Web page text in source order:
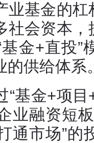
业基金的
社会资本
金+直投”
的供给体系
“基金+项
业融资短
通市场”的